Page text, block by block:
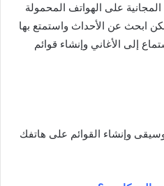
المجانية على الهواتف المحمولة
ابحث عن الأحداث واستمتع بها
إلى الأغاني وإنشاء قوائم
وإنشاء القوائم على هاتفك